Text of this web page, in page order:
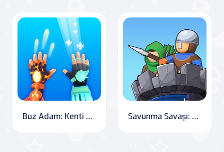
Buz Adam: Kenti Kurtaran Süper Kahraman Savunma Savaşı: Destansı Çatışma